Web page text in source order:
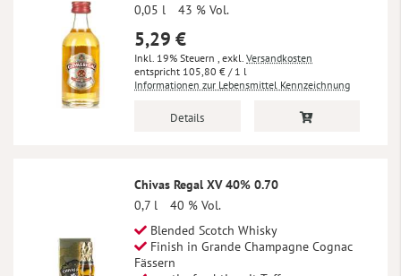
0,05 l
43 % Vol.
5,29 €
Inkl. 19% Steuern , exkl. Versandkosten
105,80 € / 1 l
Informationen zur Lebensmittel Kennzeichnung
Details
Chivas Regal XV 40% 0.70
0,7 l
40 % Vol.
Blended Scotch Whisky
Finish in Grande Champagne Cognac
Fässern